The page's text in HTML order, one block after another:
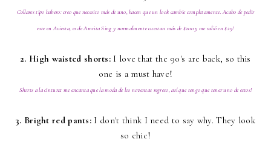
Collares tipo babero: creo que necesito más de uno, hacen que un look cambie completamente. Acabo de pedir
este en Aviesta, es de Amrita Sing y normalmente cuestan más de $200 y me salió en $29!
2. High waisted shorts: I love that the 90's are back, so this
one is a must have!
Shorts a la cintura: me encanta que la moda de los noventas regreso, así que tengo que tener uno de estos!
3. Bright red pants: I don't think I need to say why. They look
so chic!